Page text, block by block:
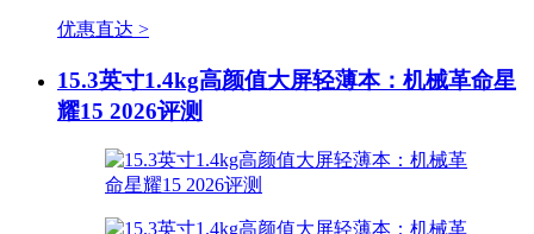
优惠直达 >
15.3英寸1.4kg高颜值大屏轻薄本：机械革命星
耀15 2026评测